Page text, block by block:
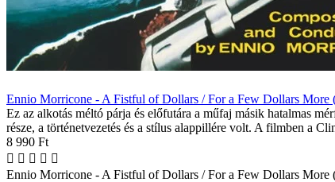
Ennio Morricone - A Fistful of Dollars / For a Few Dollars More
Ez az alkotás méltó párja és előfutára a műfaj másik hatalmas
része, a történetvezetés és a stílus alappillére volt. A filmben a
8 990 Ft
Ennio Morricone - A Fistful of Dollars / For a Few Dollars More